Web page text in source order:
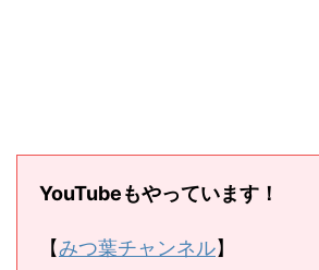
YouTubeもやっています！
【みつ葉チャンネル】